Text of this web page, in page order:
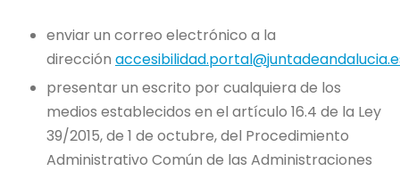
enviar un correo electrónico a la
dirección
presentar un escrito por cualquiera de los
medios establecidos en el artículo 16.4 de la Ley
39/2015, de 1 de octubre, del Procedimiento
Administrativo Común de las Administraciones